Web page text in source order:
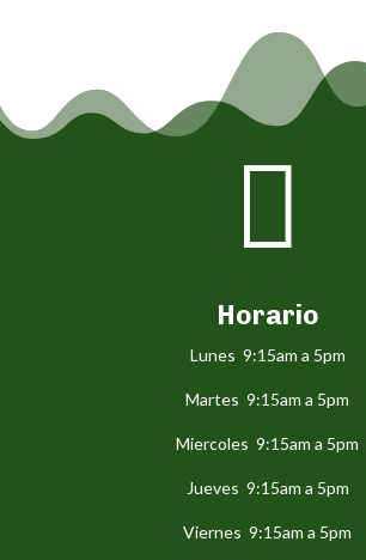

Horario
Lunes 9:15am a 5pm
Martes 9:15am a 5pm
Miercoles 9:15am a 5pm
Jueves 9:15am a 5pm
Viernes 9:15am a 5pm